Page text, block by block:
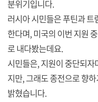
분위기입니다.
러시아 시민들은 푸틴과
한다며, 미국의 이번 지원
로 내다봤는데요.
시민들은, 지원이 중단되
지만, 그래도 종전으로 향
밝혔습니다.